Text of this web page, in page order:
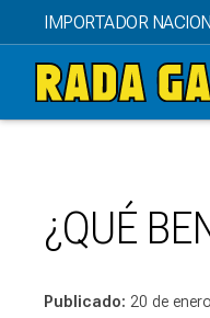
IMPORTADOR
¿QUÉ
Publicado: 20 de